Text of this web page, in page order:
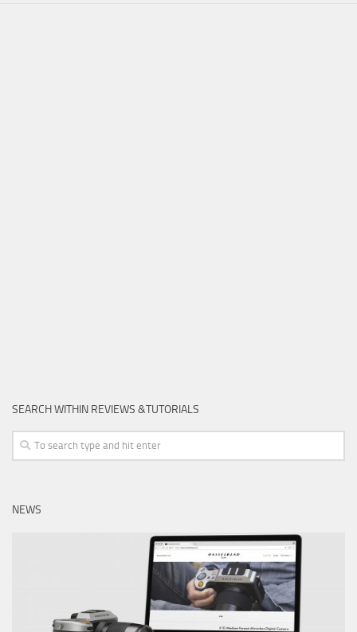
SEARCH WITHIN REVIEWS &TUTORIALS
NEWS